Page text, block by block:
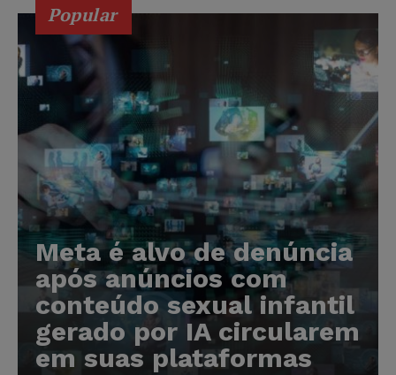
Popular
Meta é alvo de denúncia
após anúncios com
conteúdo sexual infantil
gerado por IA circularem
em suas plataformas